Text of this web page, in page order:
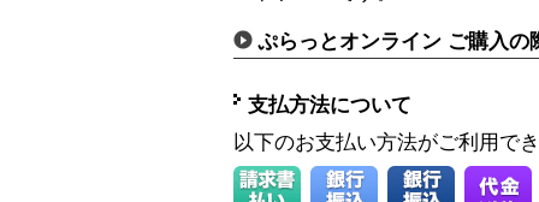
ぷらっとオンライン ご購入の
支払方法について
以下のお支払い方法がご利用で